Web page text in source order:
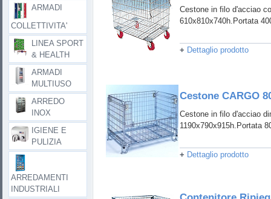
Cestone in filo d'acciao
610x810x740h.Portata
+ Dettaglio prodotto
Cestone CARGO
Cestone in filo d'acciao
1190x790x915h.Portata
+ Dettaglio prodotto
ARMADI
COLLETTIVITA'
LINEA SPORT
& HEALTH
ARMADI
MULTIUSO
ARREDO
INOX
IGIENE E
PULIZIA
ARREDAMENTI
INDUSTRIALI